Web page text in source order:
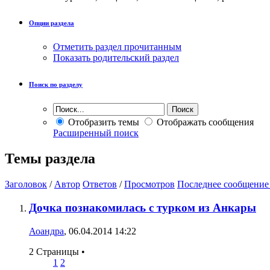
Опции раздела
Отметить раздел прочитанным
Показать родительский раздел
Поиск по разделу
Отобразить темы
Отображать сообщения
Расширенный поиск
Темы раздела
Заголовок / Автор Ответов /Просмотров Последнее сообщение
Дочка познакомилась с турком из Анкары
Аоандра, 06.04.2014 14:22
2 Страницы •
1 2